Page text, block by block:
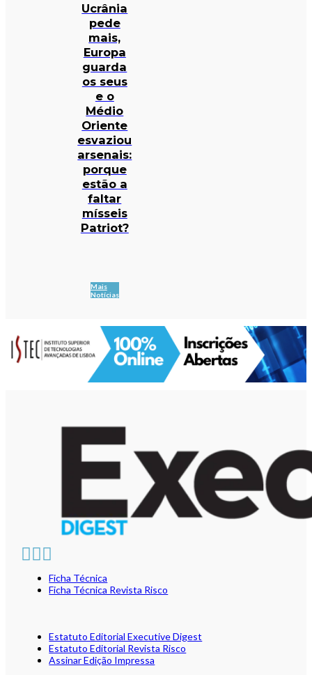
Ucrânia
pede
mais,
Europa
guarda
os seus
e o
Médio
Oriente
esvaziou
arsenais:
porque
estão a
faltar
mísseis
Patriot?
Mais
Notícias
Ficha Técnica
Ficha Técnica Revista Risco
Estatuto Editorial Executive Digest
Estatuto Editorial Revista Risco
Assinar Edição Impressa